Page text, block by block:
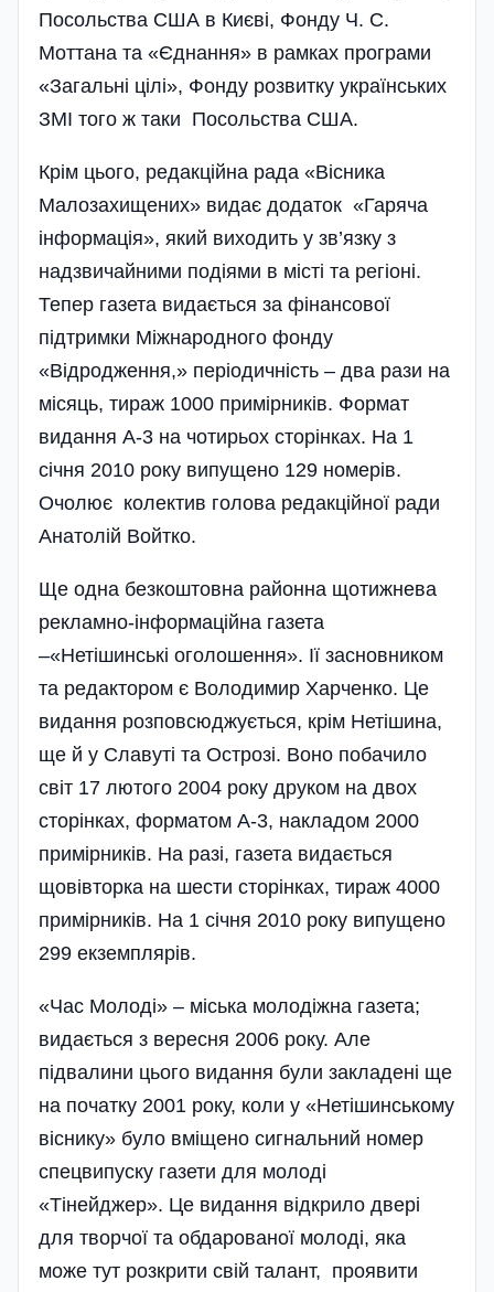
Посольства США в Києві, Фонду Ч. С.
Моттана та «Єднання» в рамках програми
«Загальні цілі», Фонду розвитку українських
ЗМІ того ж таки Посольства США.
Крім цього, редакційна рада «Вісника
Малозахищених» видає додаток «Гаряча
інформація», який виходить у зв’язку з
надзвичайними подіями в місті та регіоні.
Тепер газета видається за фінансової
підтримки Міжнародного фонду
«Відродження,» періодичність – два рази на
місяць, тираж 1000 примірників. Формат
видання А-3 на чотирьох сторінках. На 1
січня 2010 року випущено 129 номерів.
Очолює колектив голова редакційної ради
Анатолій Войтко.
Ще одна безкоштовна районна щотижнева
рекламно-інформаційна газета
–«Нетішинські оголошення». Ії засновником
та редактором є Володимир Харченко. Це
видання розповсюджується, крім Нетішина,
ще й у Славуті та Острозі. Воно побачило
світ 17 лютого 2004 року друком на двох
сторінках, форматом А-3, накладом 2000
примірників. На разі, газета видається
щовівторка на шести сторінках, тираж 4000
примірників. На 1 січня 2010 року випущено
299 екземплярів.
«Час Молоді» – міська молодіжна газета;
видається з вересня 2006 року. Але
підвалини цього видання були закладені ще
на початку 2001 року, коли у «Нетішинському
віснику» було вміщено сигнальний номер
спецвипуску газети для молоді
«Тінейджер». Це видання відкрило двері
для творчої та обдарованої молоді, яка
може тут розкрити свій талант, проявити